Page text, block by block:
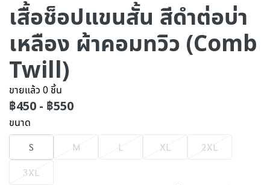
เสื้อช็อปแขนสั้น สีดำต่อบ่า
เหลือง ผ้าคอมทวิว (Comb
Twill)
ขายแล้ว 0 ชิ้น
฿450 - ฿550
ขนาด
S M L XL
2XL
3XL